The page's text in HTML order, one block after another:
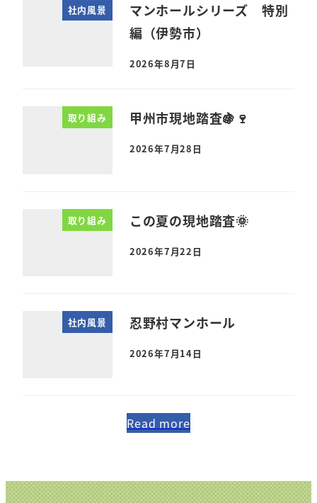
社内風景
マンホールシリーズ 特別
編（伊勢市）
2026年8月7日
取り組み 甲州市現地踏査🍇🍷
2026年7月28日
取り組み この夏の現地踏査🌞
2026年7月22日
社内風景 忍野村マンホール
2026年7月14日
Read more